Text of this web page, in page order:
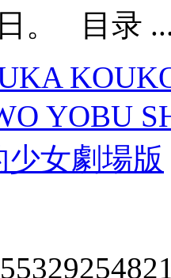
。 目录
YOBU
女劇場版